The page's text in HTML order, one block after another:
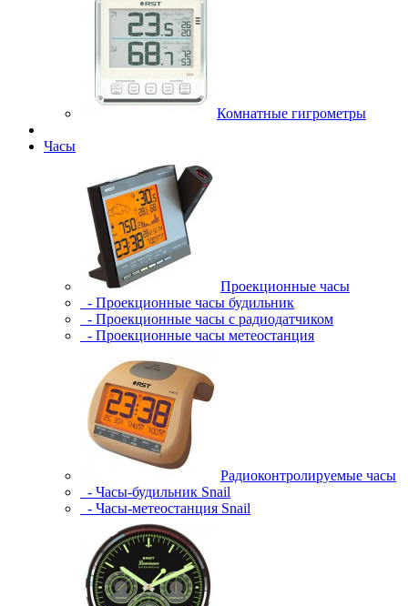
Комнатные гигрометры
Часы
Проекционные часы
- Проекционные часы будильник
- Проекционные часы с радиодатчиком
- Проекционные часы метеостанция
Радиоконтролируемые часы
- Часы-будильник Snail
- Часы-метеостанция Snail